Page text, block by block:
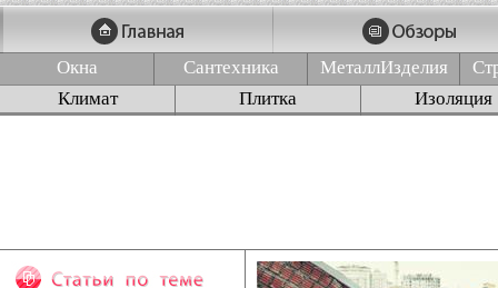
Окна Сантехника МеталлИзделия
Климат
Плитка Изоляция